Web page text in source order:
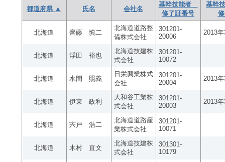
都道府県 ▲ 氏名 会社名
基幹技能者
修了証番号
基幹
北海道 齊藤 慎二
北海道道路整
備株式会社
301201-
20006
2013
北海道 浮田 裕也
北海道技建株
式会社
301201-
10072
北海道 水間 照義
日栄興業株式
会社
301201-
20004
2013
北海道 伊東 政利
大和谷工業株
式会社
301201-
20003
2013
北海道 宍戸 浩二
北海道道路産
業株式会社
301201-
10071
北海道 木村 直文
北海道技建株
式会社
301301-
10179